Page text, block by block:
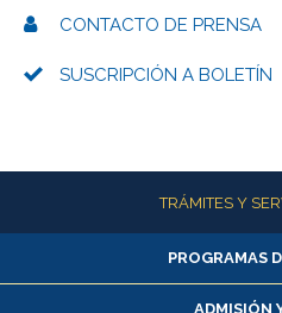
CONTACTO DE PRENSA
SUSCRIPCIÓN A BOLETÍN
Más informaciónTRÁMITES Y
Alumnas/os y
Matrícula
PROGRAMAS
ADMISIÓN